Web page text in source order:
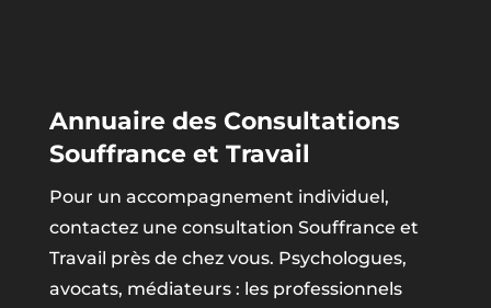
Annuaire des Consultations
Souffrance et Travail
Pour un accompagnement individuel,
contactez une consultation Souffrance et
Travail près de chez vous. Psychologues,
avocats, médiateurs : les professionnels